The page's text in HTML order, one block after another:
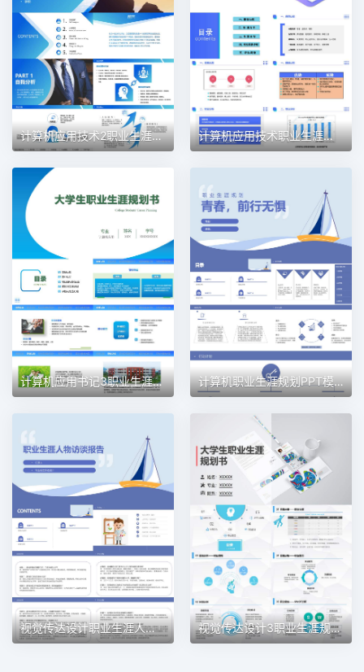
计算机应用技术2职业生涯规划PPT模板 计算机应用技术职业生涯规划PPT模板
计算机应用书记3职业生涯规划PPT模板 计算机职业生涯规划PPT模板
视觉传达设计职业生涯人物访谈职业生涯规划PPT模板 视觉传达设计3职业生涯规划PPT模板